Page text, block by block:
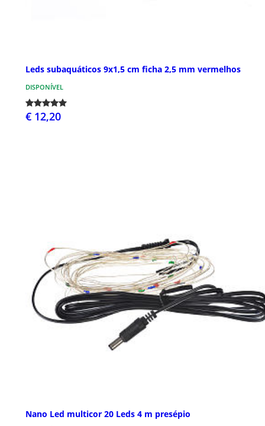
Leds subaquáticos 9x1,5 cm ficha 2,5 mm vermelhos
DISPONÍVEL
€ 12,20
Nano Led multicor 20 Leds 4 m presépio